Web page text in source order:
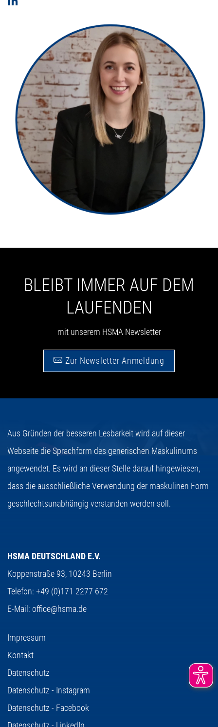
BLEIBT IMMER AUF DEM
LAUFENDEN
mit unserem HSMA Newsletter
Zur Newsletter Anmeldung
Aus Gründen der besseren Lesbarkeit wird auf dieser
Webseite die Sprachform des generischen Maskulinums
angewendet. Es wird an dieser Stelle darauf hingewiesen,
dass die ausschließliche Verwendung der maskulinen Form
geschlechtsunabhängig verstanden werden soll.
HSMA DEUTSCHLAND E.V.
Koppenstraße 93, 10243 Berlin
Telefon: +49 (0)171 2277 672
E-Mail: office@hsma.de
Impressum
Kontakt
Datenschutz
Datenschutz - Instagram
Datenschutz - Facebook